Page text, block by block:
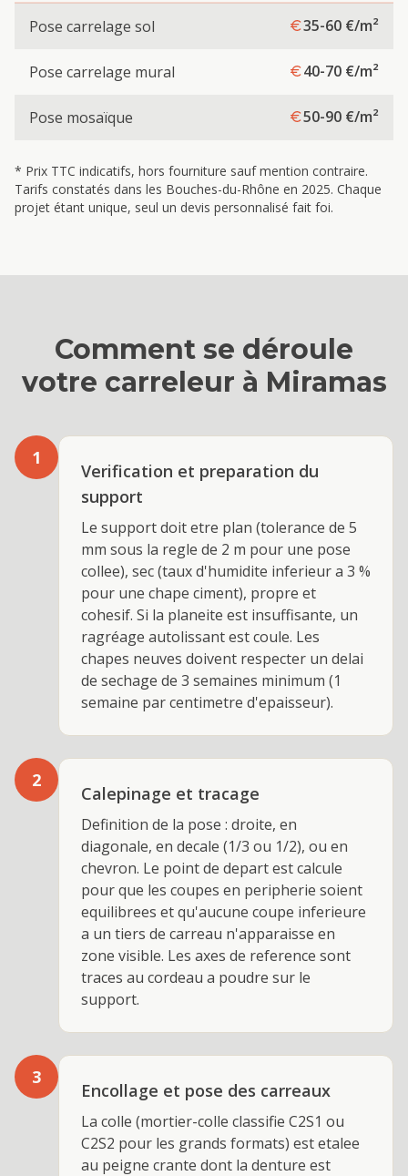
Pose carrelage sol 35-60 €/m²
Pose carrelage mural 40-70 €/m²
Pose mosaïque 50-90 €/m²
* Prix TTC indicatifs, hors fourniture sauf mention contraire.
Tarifs constatés dans les Bouches-du-Rhône en 2025. Chaque
projet étant unique, seul un devis personnalisé fait foi.
Comment se déroule
votre carreleur à Miramas
1
Verification et preparation du
support
Le support doit etre plan (tolerance de 5
mm sous la regle de 2 m pour une pose
collee), sec (taux d'humidite inferieur a 3 %
pour une chape ciment), propre et
cohesif. Si la planeite est insuffisante, un
ragréage autolissant est coule. Les
chapes neuves doivent respecter un delai
de sechage de 3 semaines minimum (1
semaine par centimetre d'epaisseur).
2
Calepinage et tracage
Definition de la pose : droite, en
diagonale, en decale (1/3 ou 1/2), ou en
chevron. Le point de depart est calcule
pour que les coupes en peripherie soient
equilibrees et qu'aucune coupe inferieure
a un tiers de carreau n'apparaisse en
zone visible. Les axes de reference sont
traces au cordeau a poudre sur le
support.
3
Encollage et pose des carreaux
La colle (mortier-colle classifie C2S1 ou
C2S2 pour les grands formats) est etalee
au peigne crante dont la denture est